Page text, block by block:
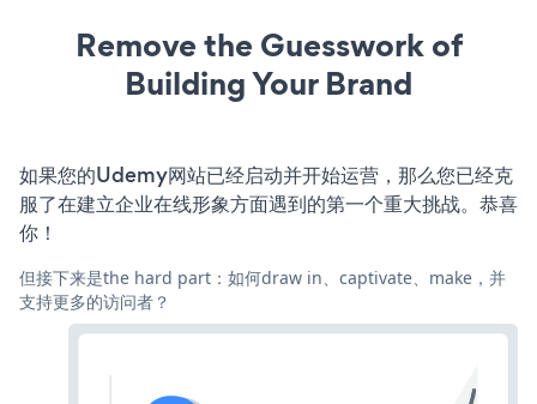
Remove the Guesswork of
Building Your Brand
如果您的Udemy网站已经启动并开始运营，那么您已经克
服了在建立企业在线形象方面遇到的第一个重大挑战。恭喜
你！
但接下来是the hard part：如何draw in、captivate、make，并
支持更多的访问者？